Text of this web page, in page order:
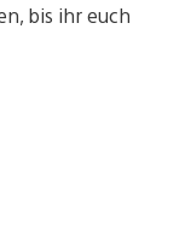
bis ihr euch